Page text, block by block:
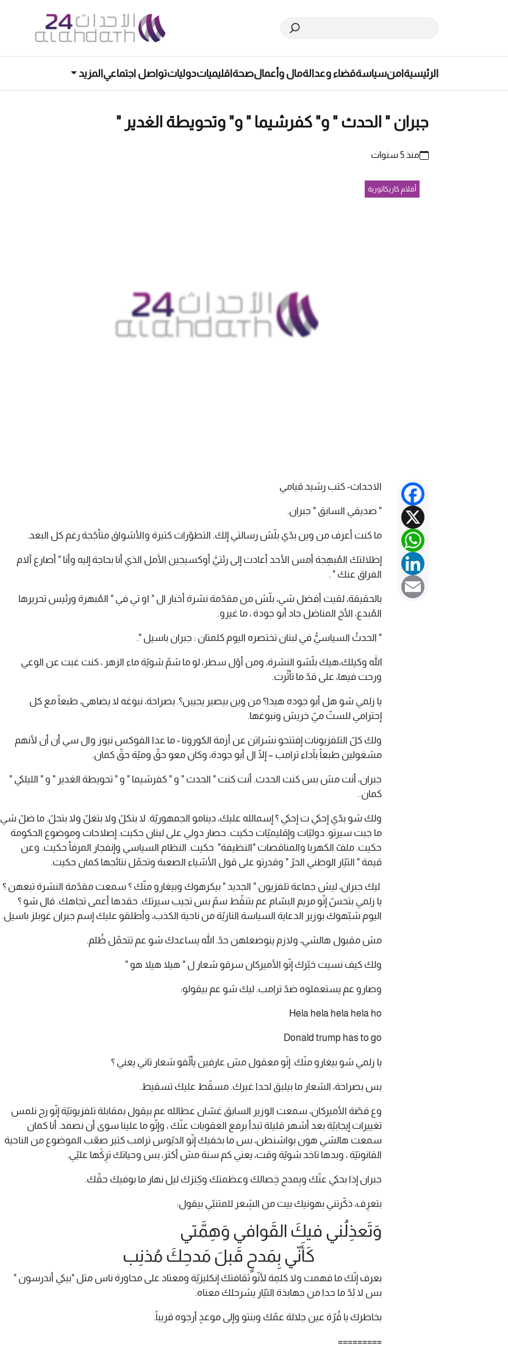
الرئيسيةامنسياسةقضاء وعدالةمال وأعمالصحةاقليمياتدولياتتواصل اجتماعيالمزيد
جبران " الحدث " و" كفرشيما " و" وتحويطة الغدير "
منذ 5 سنوات
أقلام كاريكاتورية
Facebook
X
WhatsApp
LinkedIn
Email
الاحداث- كتب رشيد قيامي
" صديقي السابق " جبران.
ما كنت أعرف من وين بدّي بلّش رسالتي إلك. التطوّرات كتيرة والأشواق متأجّجة رغم كل البعد.
إطلالتك المُبهِجة أمس الأحد أعادت إلى رئتيَّ أوكسيجين الأمل الذي أنا بحاجة إليه وأنا " أصارع آلام
الفراق عنك " .
بالحقيقة، لقيت أفضل شي، بلّش من مقدّمة نشرة أخبار ال " او تي في " المُبهرة ورئيس تحريرها
المُبدع، الأخ المناضل جاد أبو جودة ، ما غيرو.
" الحدثُ السياسيُّ في لبنان تختصره اليوم كلمتان : جبران باسيل ".
الله وكيلك،هيك بلّشو النشرة، ومن أوّل سطر، لو ما شمّ شويّة ماء الزهر ، كنت غبت عن الوعي
ورحت فيها، على قدّ ما تأثّرت.
يا زلمي شو هل أبو جوده هيدا؟ من وين بيصير يجيبن؟. بصراحة، نبوغه لا يضاهى، طبعاً مع كل
إحترامي للستّ ميّ خريش ونبوغها.
ولك كلّ التلفزيونات إفتتحو نشراتن عن أزمة الكورونا - ما عدا الفوكس نيوز وال سي أن أن لأنهم
مشغولين طبعاً بآداء ترامب – إلّا ال أبو جودة، وكان معو حقّ وميّة حقّ كمان.
جبران، أنت مش بس كنت الحدث. أنت كنت " الحدث " و " كفرشيما " و " تحويطة الغدير " و " الليلكي "
كمان .
ولك شو بدّي إحكي ت إحكي ؟ إسمالله عليك، دينامو الجمهوريّة. لا بتكلّ ولا بتغلّ ولا بتحلّ. ما ضلّ شي
ما جبت سيرتو. دوليّات وإقليميّات حكيت. حصار دولي على لبنان حكيت. إصلاحات وموضوع الحكومة
حكيت. ملفّ الكهربا والمناقصات "النظيفة" حكيت. النظام السياسي وإنفجار المرفأ حكيت. وعن
قيمة " التيّار الوطني الحرّ " وقدرتو على قول الأشياء الصعبة وتحمّل نتائجها كمان حكيت.
ليك جبران، ليش جماعة تلفزيون " الجديد " بيكرهوك وبيغارو منّك ؟ سمعت مقدّمة النشرة تبعهن ؟
يا زلمي بتحسّ إنّو مريم البسّام عم بتنقّط سمّ بس تجيب سيرتك. حقدها أعمى تجاهك. قال شو ؟
اليوم شبّهوك بوزير الدعاية السياسة النازيّة من ناحية الكذب، وأطلقو عليك إسم جبران غوبلز باسيل.
مش مقبول هالشي، ولازم ينوضعلهن حدّ. الله يساعدك شو عم تتحمّل ظُلم.
ولك كيف نسيت خبّرك إنّو الأميركان سرقو شعار ل " هيلا هيلا هو "
وصارو عم يستعملوه ضدّ ترامب. ليك شو عم بيقولو:
Hela hela hela hela ho
Donald trump has to go
يا زلمي شو بيغارو منّك. إنّو معقول مش عارفين يألّفو شعار تاني يعني ؟
بس بصراحة، الشعار ما بيلبق لحدا غيرك. مسقّط عليك تسقيط.
وع قصّة الأميركان، سمعت الوزير السابق غسّان عطالله عم بيقول بمقابلة تلفزيونيّة إنّو رح نلمس
تغييرات إيجابيّة بعد أشهر قليلة تبدأ برفع العقوبات عنّك ، وإنّو ما علينا سوى أن نصمد. أنا كمان
سمعت هالشي هون بواشنطن، بس ما بخفيك إنّو الديّوس ترامب كتير صعّب الموضوع من الناحية
القانونيّة ، وبدها تاخد شويّة وقت، يعني كم سنة مش أكتر، بس وحياتك ترِكْها عليّي.
جبران إذا بحكي عنّك وبِمدح خِصالك وعظمتك وكِبَرَك ليل نهار ما بوفيك حقّك.
بتعرِف، ذكّرتني بهونيك بيت من الشِعر للمتنبّي بيقول:
وَتَعذِلُني فيكَ القَوافي وَهِمَّتي
كَأَنّي بِمَدحٍ قَبلَ مَدحِكَ مُذنِب
بعرف إنّك ما فهمت ولا كلمِة لأنّو ثقافتك إنكليزيّة ومعتاد على محاورة ناس متل "بيكي أندرسون "
بس لا بُدّ ما حدا من جهابذة التيّار يشرحلك معناه.
بخاطرك يا قُرّة عين جلالة عمّك وبنتو وإلى موعدٍ أرجوه قريباً.
=========